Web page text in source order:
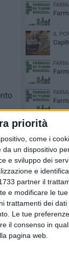
priorità
come i
un dispositivo
e sviluppo dei
e
partner il
e modificare le tue
trattamenti dei dati
Le tue
il consenso in
pagina web.
IL